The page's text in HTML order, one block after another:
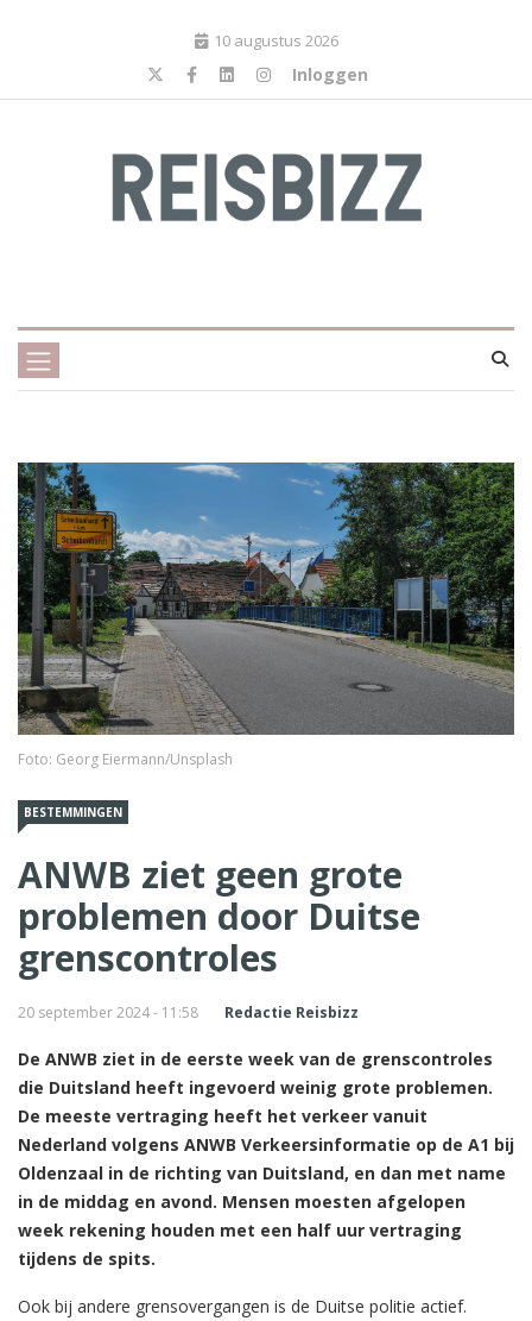
10 augustus 2026
Inloggen
Foto: Georg Eiermann/Unsplash
BESTEMMINGEN
ANWB ziet geen grote
problemen door Duitse
grenscontroles
20 september 2024 - 11:58 Redactie Reisbizz
De ANWB ziet in de eerste week van de grenscontroles
die Duitsland heeft ingevoerd weinig grote problemen.
De meeste vertraging heeft het verkeer vanuit
Nederland volgens ANWB Verkeersinformatie op de A1 bij
Oldenzaal in de richting van Duitsland, en dan met name
in de middag en avond. Mensen moesten afgelopen
week rekening houden met een half uur vertraging
tijdens de spits.
Ook bij andere grensovergangen is de Duitse politie actief.